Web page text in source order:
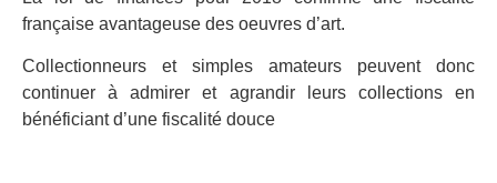
française avantageuse des oeuvres d’art.
Collectionneurs et simples amateurs peuvent donc
continuer à admirer et agrandir leurs collections en
bénéficiant d’une fiscalité douce